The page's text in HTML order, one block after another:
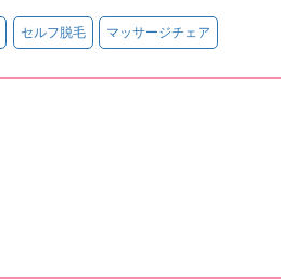
セルフ脱毛 マッサージチェア